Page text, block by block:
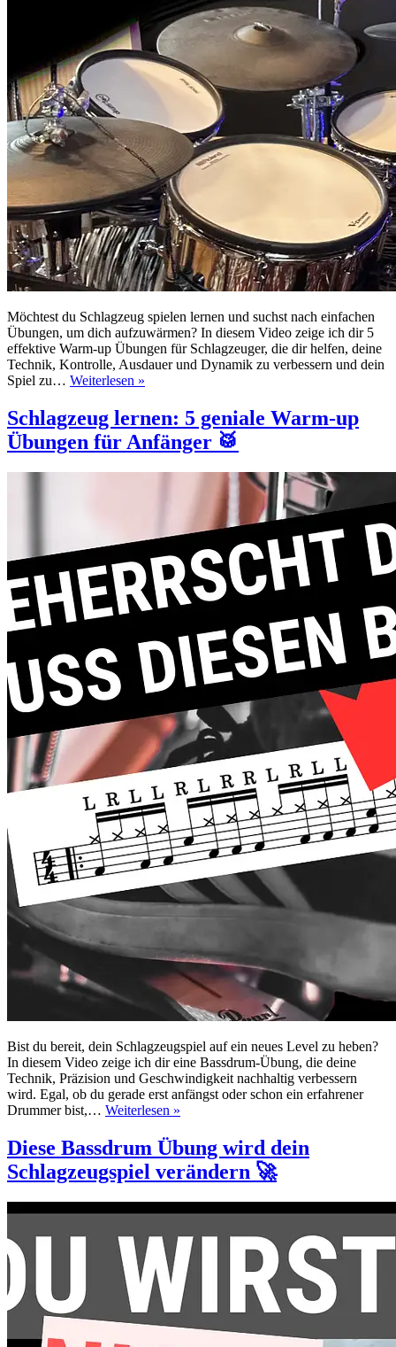
Möchtest du Schlagzeug spielen lernen und suchst nach einfachen
Übungen, um dich aufzuwärmen? In diesem Video zeige ich dir 5
effektive Warm-up Übungen für Schlagzeuger, die dir helfen, deine
Technik, Kontrolle, Ausdauer und Dynamik zu verbessern und dein
Spiel zu… Weiterlesen »
geniale
Warm-
Übungen
Schlagzeug lernen: 5 geniale Warm-up
Übungen für Anfänger 🥁
Bist du bereit, dein Schlagzeugspiel auf ein neues Level zu heben?
In diesem Video zeige ich dir eine Bassdrum-Übung, die deine
Technik, Präzision und Geschwindigkeit nachhaltig verbessern
wird. Egal, ob du gerade erst anfängst oder schon ein erfahrener
Drummer bist,… Weiterlesen »
Übung
wird
dein
verändern
Diese Bassdrum Übung wird dein
Schlagzeugspiel verändern 🚀